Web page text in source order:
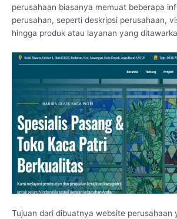
perusahaan biasanya memuat beberapa
perusahan, seperti deskripsi perusahaan,
hingga produk atau layanan yang
Tujuan dari dibuatnya website perusahaan